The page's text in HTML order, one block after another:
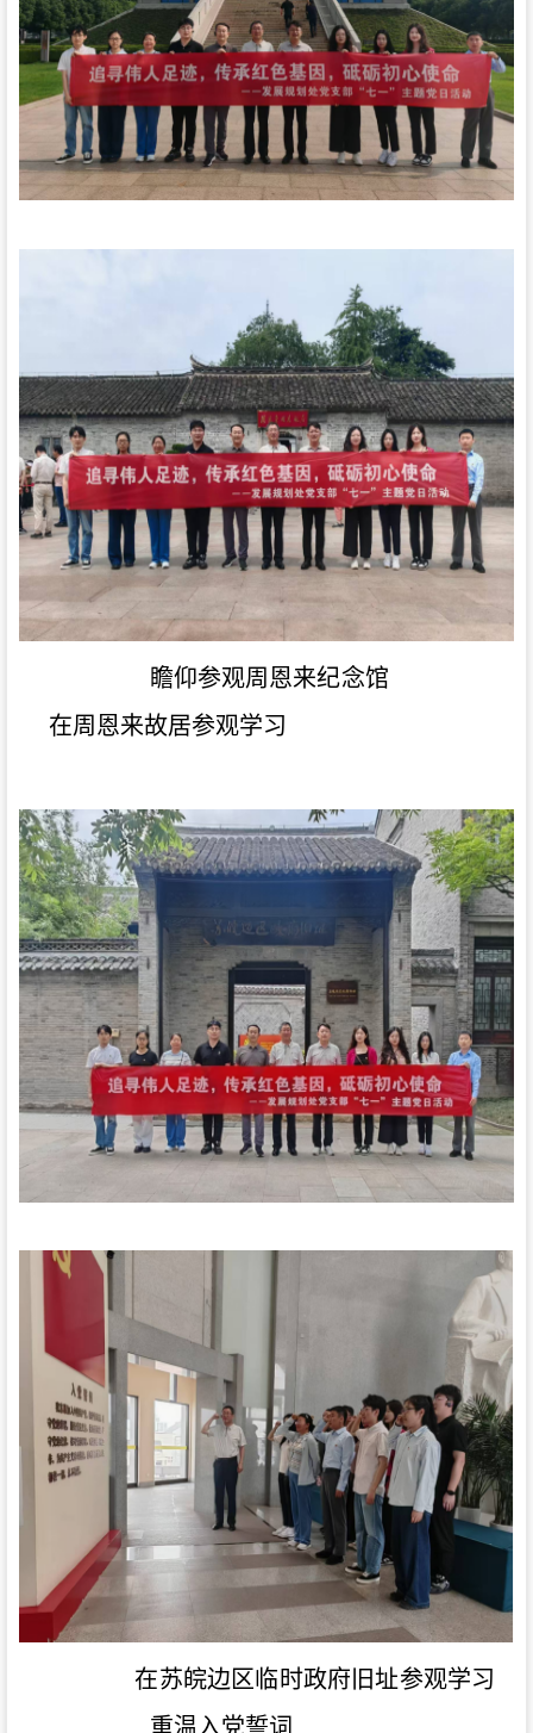
瞻仰参观周恩来纪念馆
在周恩来故居参观学习
在苏皖边区临时政府旧址参观学习
重温入党誓词